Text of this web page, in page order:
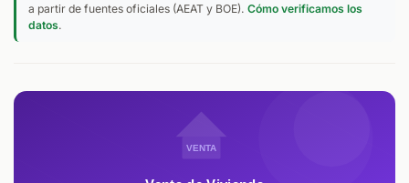
a partir de fuentes oficiales (AEAT y BOE).Cómo verificamos los
datos.